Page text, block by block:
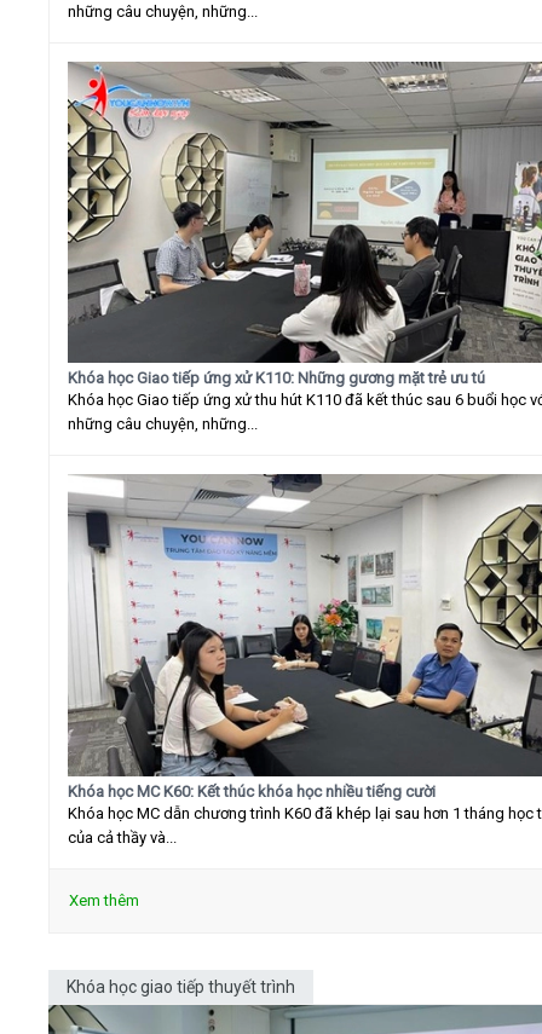
những câu chuyện, những...
Khóa học Giao tiếp ứng xử K110: Những gương mặt trẻ ưu tú
Khóa học Giao tiếp ứng xử thu hút K110 đã kết thúc sau 6 buổi học
những câu chuyện, những...
Khóa học MC K60: Kết thúc khóa học nhiều tiếng cười
Khóa học MC dẫn chương trình K60 đã khép lại sau hơn 1 tháng học
của cả thầy và...
Xem thêm
Khóa học giao tiếp thuyết trình